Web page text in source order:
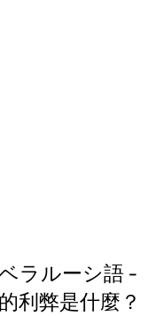
ラルーシ語 -
利弊是什麼？